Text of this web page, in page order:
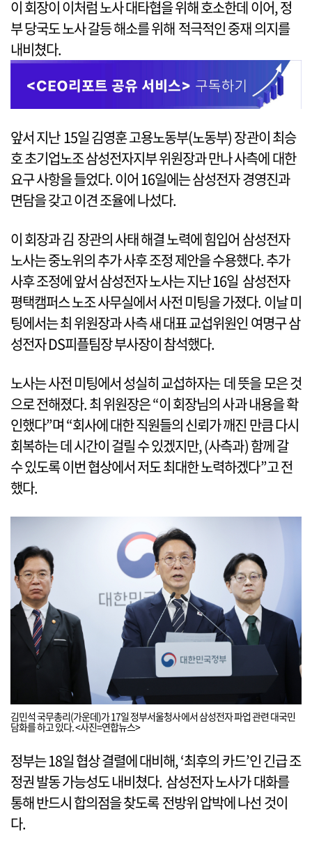
이 회장이 이처럼 노사 대타협을 위해 호소한데 이어, 정
부 당국도 노사 갈등 해소를 위해 적극적인 중재 의지를
내비쳤다.
앞서 지난 15일 김영훈 고용노동부(노동부) 장관이 최승
호 초기업노조 삼성전자지부 위원장과 만나 사측에 대한
요구 사항을 들었다. 이어 16일에는 삼성전자 경영진과
면담을 갖고 이견 조율에 나섰다.
이 회장과 김 장관의 사태 해결 노력에 힘입어 삼성전자
노사는 중노위의 추가 사후 조정 제안을 수용했다. 추가
사후 조정에 앞서 삼성전자 노사는 지난 16일 삼성전자
평택캠퍼스 노조 사무실에서 사전 미팅을 가졌다. 이날 미
팅에서는 최 위원장과 사측 새 대표 교섭위원인 여명구 삼
성전자 DS피플팀장 부사장이 참석했다.
노사는 사전 미팅에서 성실히 교섭하자는 데 뜻을 모은 것
으로 전해졌다. 최 위원장은 “이 회장님의 사과 내용을 확
인했다”며 “회사에 대한 직원들의 신뢰가 깨진 만큼 다시
회복하는 데 시간이 걸릴 수 있겠지만, (사측과) 함께 갈
수 있도록 이번 협상에서 저도 최대한 노력하겠다”고 전
했다.
김민석 국무총리(가운데)가 17일 정부서울청사에서 삼성전자 파업 관련 대국민
담화를 하고 있다. <사진=연합뉴스>
정부는 18일 협상 결렬에 대비해, ‘최후의 카드’인 긴급 조
정권 발동 가능성도 내비쳤다. 삼성전자 노사가 대화를
통해 반드시 합의점을 찾도록 전방위 압박에 나선 것이
다.